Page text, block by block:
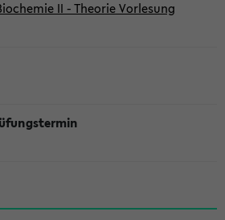
II - Theorie Vorlesung